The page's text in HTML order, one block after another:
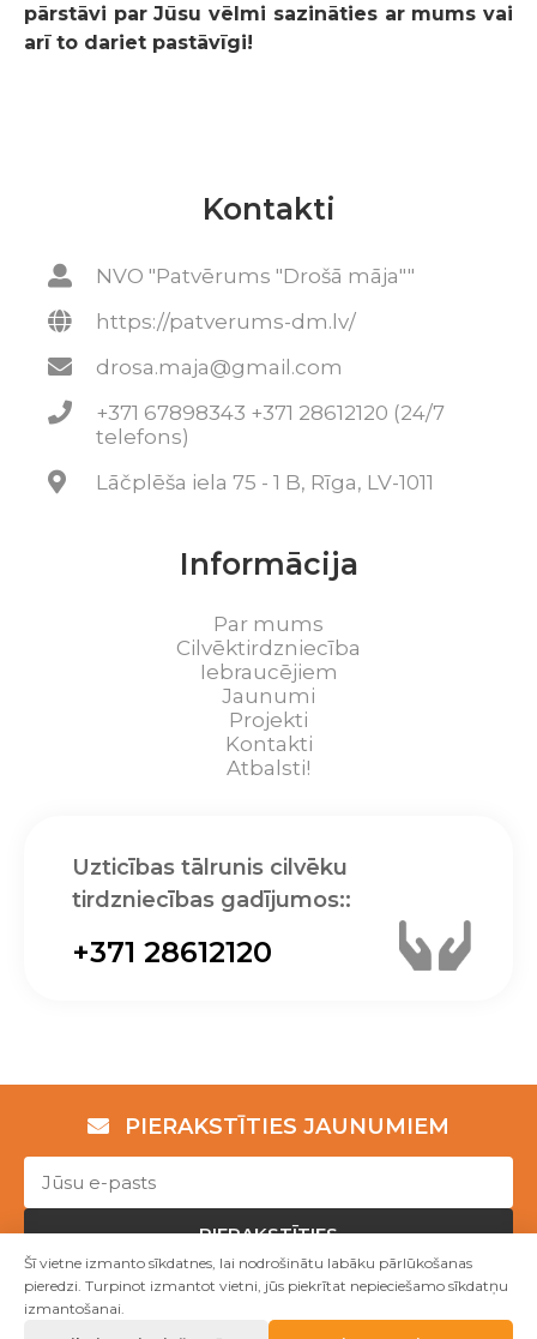
pārstāvi par Jūsu vēlmi sazināties ar mums vai
arī to dariet pastāvīgi!
Kontakti
NVO "Patvērums "Drošā māja""
https://patverums-dm.lv/
drosa.maja@gmail.com
+371 67898343 +371 28612120 (24/7
telefons)
Lāčplēša iela 75 - 1 B, Rīga, LV-1011
Informācija
Par mums
Cilvēktirdzniecība
Iebraucējiem
Jaunumi
Projekti
Kontakti
Atbalsti!
Uzticības tālrunis cilvēku
tirdzniecības gadījumos::
+371 28612120
PIERAKSTĪTIES JAUNUMIEM
PIERAKSTĪTIES
Copyright © NVO "Patvērums "Drošā māja"" 2023
Šī vietne izmanto sīkdatnes, lai nodrošinātu labāku pārlūkošanas
pieredzi. Turpinot izmantot vietni, jūs piekrītat nepieciešamo sīkdatņu
izmantošanai.